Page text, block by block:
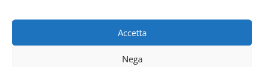
Accetta
Nega
necessarie. Il proprietario o il titolare degli impianti
deve inviare una copia della dichiarazione di
conformità, rilasciata dalla ditta che ha eseguito i
lavori, presso l’ISPESL e una copia all’azienda USL del